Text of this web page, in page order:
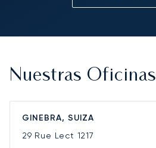
Nuestras Oficinas
GINEBRA, SUIZA
29 Rue Lect 1217